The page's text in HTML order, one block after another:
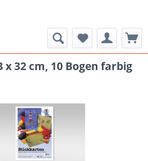
32 cm, 10 Bogen farbig